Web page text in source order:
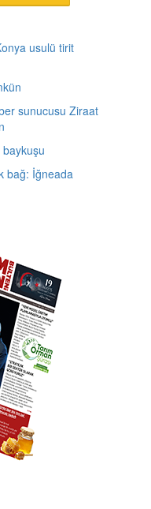
usulü tirit
sunucusu Ziraat
baykuşu
bağ: İğneada